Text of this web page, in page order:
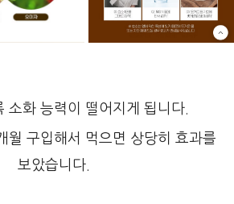
소화 능력이 떨어지게 됩니다.
월 구입해서 먹으면 상당히 효과를
보았습니다.